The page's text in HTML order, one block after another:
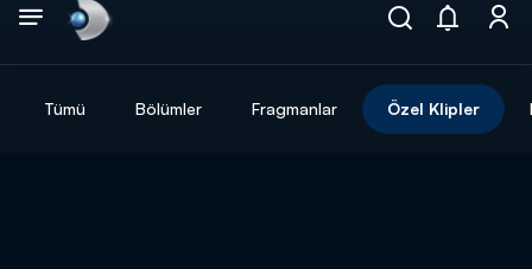
Tümü Bölümler Fragmanlar Özel Klipler